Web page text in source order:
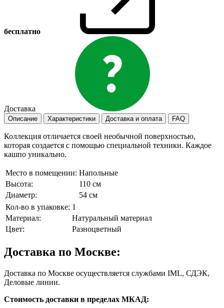
бесплатно
Доставка
Описание Характеристики Доставка и оплата FAQ
Коллекция отличается своей необычной поверхностью,
которая создается с помощью специальной техники. Каждое
кашпо уникально.
Место в помещении: Напольные
Высота:
110 см
Диаметр:
54 см
Кол-во в упаковке: 1
Материал:
Натуральный материал
Цвет:
Разноцветный
Доставка по Москве:
Доставка по Москве осуществляется службами IML, СДЭК,
Деловые линии.
Стоимость доставки в пределах МКАД: